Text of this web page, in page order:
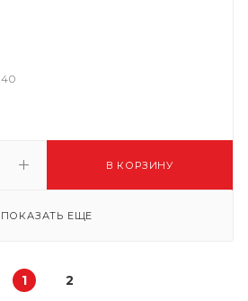
В КОРЗИНУ
40
ПОКАЗАТЬ ЕЩЕ
1 2